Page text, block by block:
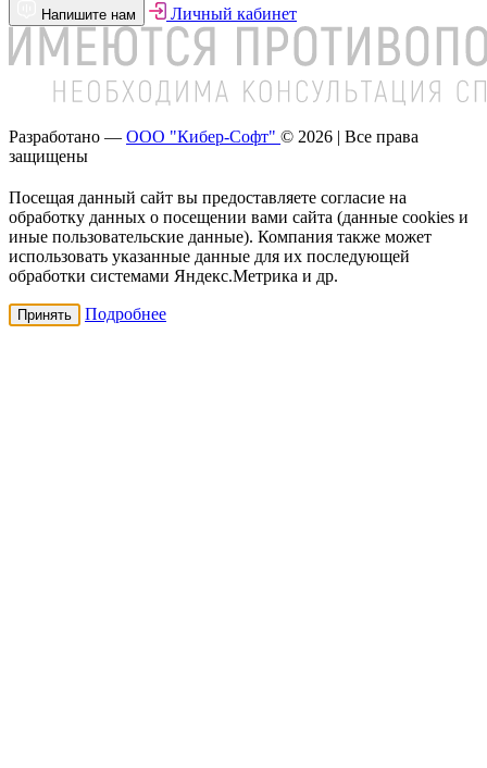
Напишите нам Личный кабинет
Разработано — ООО "Кибер-Софт" © 2026 | Все права
защищены
Посещая данный сайт вы предоставляете согласие на
обработку данных о посещении вами сайта (данные cookies и
иные пользовательские данные). Компания также может
использовать указанные данные для их последующей
обработки системами Яндекс.Метрика и др.
Принять Подробнее